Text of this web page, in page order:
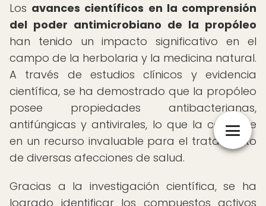
Los avances científicos en la comprensión
del poder antimicrobiano de la propóleo
han tenido un impacto significativo en el
campo de la herbolaria y la medicina natural.
A través de estudios clínicos y evidencia
científica, se ha demostrado que la propóleo
posee propiedades antibacterianas,
antifúngicas y antivirales, lo que la convierte
en un recurso invaluable para el tratamiento
de diversas afecciones de salud.
Gracias a la investigación científica, se ha
logrado identificar los compuestos activos